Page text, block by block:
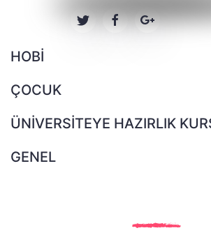
HOBİ
ÇOCUK
ÜNİVERSİTEYE HAZIRLIK
GENEL